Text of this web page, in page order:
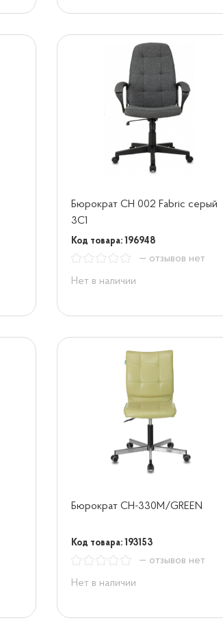
Бюрократ CH 002 Fabric серый
3C1
Код товара: 196948
— отзывов нет
Нет в наличии
Бюрократ CH-330M/GREEN
Код товара: 193153
— отзывов нет
Нет в наличии